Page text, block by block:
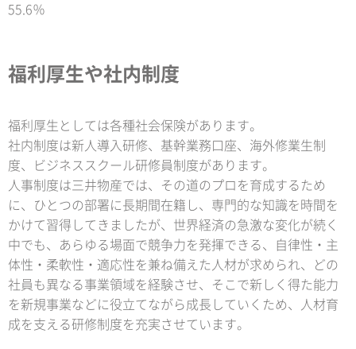
55.6％
福利厚生や社内制度
福利厚生としては各種社会保険があります。
社内制度は新人導入研修、基幹業務口座、海外修業生制
度、ビジネススクール研修員制度があります。
人事制度は三井物産では、その道のプロを育成するため
に、ひとつの部署に長期間在籍し、専門的な知識を時間を
かけて習得してきましたが、世界経済の急激な変化が続く
中でも、あらゆる場面で競争力を発揮できる、自律性・主
体性・柔軟性・適応性を兼ね備えた人材が求められ、どの
社員も異なる事業領域を経験させ、そこで新しく得た能力
を新規事業などに役立てながら成長していくため、人材育
成を支える研修制度を充実させています。